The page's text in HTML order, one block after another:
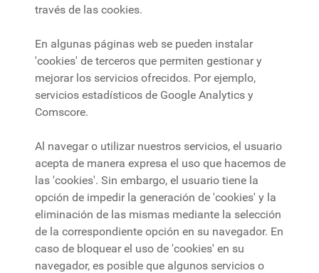
través de las cookies.
En algunas páginas web se pueden instalar
'cookies' de terceros que permiten gestionar y
mejorar los servicios ofrecidos. Por ejemplo,
servicios estadísticos de Google Analytics y
Comscore.
Al navegar o utilizar nuestros servicios, el usuario
acepta de manera expresa el uso que hacemos de
las 'cookies'. Sin embargo, el usuario tiene la
opción de impedir la generación de 'cookies' y la
eliminación de las mismas mediante la selección
de la correspondiente opción en su navegador. En
caso de bloquear el uso de 'cookies' en su
navegador, es posible que algunos servicios o